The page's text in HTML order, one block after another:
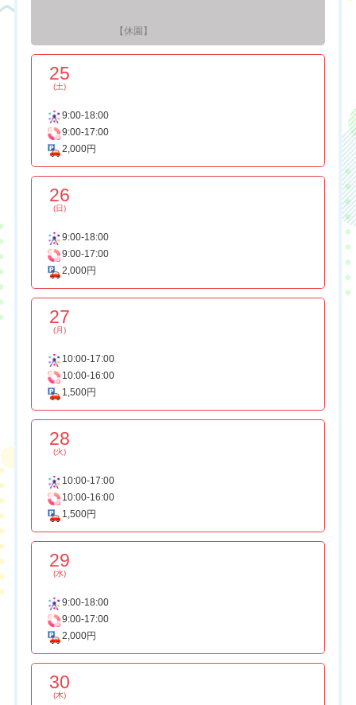
【休園】
25
(土)
9:00-18:00
9:00-17:00
2,000円
26
(日)
9:00-18:00
9:00-17:00
2,000円
27
(月)
10:00-17:00
10:00-16:00
1,500円
28
(火)
10:00-17:00
10:00-16:00
1,500円
29
(水)
9:00-18:00
9:00-17:00
2,000円
30
(木)